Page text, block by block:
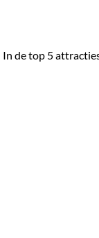
In de top 5